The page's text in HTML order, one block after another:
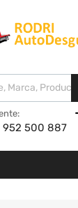
952 500 887